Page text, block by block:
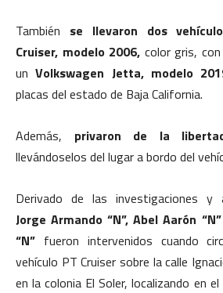
También se llevaron dos
Cruiser, modelo 2006, color gris,
un Volkswagen Jetta, modelo
placas del estado de Baja California.
Además, privaron de la
llevándoselos del lugar a bordo del
Derivado de las investigaciones y
Jorge Armando “N”, Abel Aarón
“N” fueron intervenidos cuando
vehículo PT Cruiser sobre la calle
en la colonia El Soler, localizando en